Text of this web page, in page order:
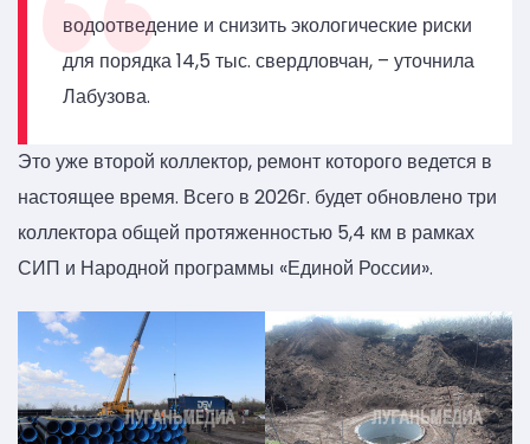
водоотведение и снизить экологические риски
для порядка 14,5 тыс. свердловчан, – уточнила
Лабузова.
Это уже второй коллектор, ремонт которого ведется в
настоящее время. Всего в 2026г. будет обновлено три
коллектора общей протяженностью 5,4 км в рамках
СИП и Народной программы «Единой России».